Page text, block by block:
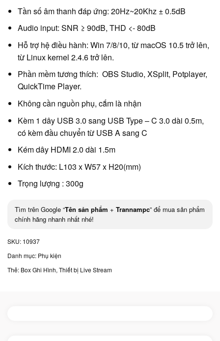
Tần số âm thanh đáp ứng: 20Hz~20Khz ± 0.5dB
Audio input: SNR ≥ 90dB, THD <- 80dB
Hỗ trợ hệ điều hành: Win 7/8/10, từ macOS 10.5 trở lên,
từ Linux kernel 2.4.6 trở lên.
Phần mềm tương thích: OBS Studio, XSplit, Potplayer,
QuickTime Player.
Không cần nguồn phụ, cắm là nhận
Kèm 1 dây USB 3.0 sang USB Type – C 3.0 dài 0.5m,
có kèm đầu chuyển từ USB A sang C
Kém dây HDMI 2.0 dài 1.5m
Kích thước: L103 x W57 x H20(mm)
Trọng lượng : 300g
Tìm trên Google “Tên sản phẩm + Trannampc” để mua sản phẩm
chính hãng nhanh nhất nhé!
SKU: 10937
Danh mục: Phụ kiện
Thẻ: Box Ghi Hình, Thiết bị Live Stream